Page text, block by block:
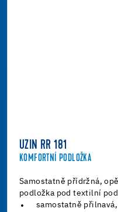
UZIN RR 181
KOMFORTNÍ PODLOŽKA
Samostatně přídržná,
podložka pod textilní
samostatně